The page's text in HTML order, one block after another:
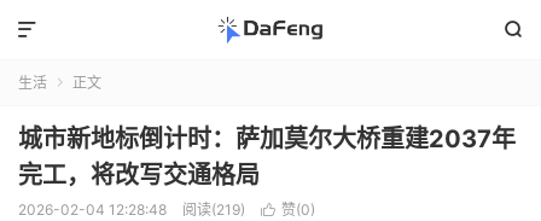


生活  正文
城市新地标倒计时：萨加莫尔大桥重建2037年
完工，将改写交通格局
2026-02-04 12:28:48 阅读(219)  赞(0)